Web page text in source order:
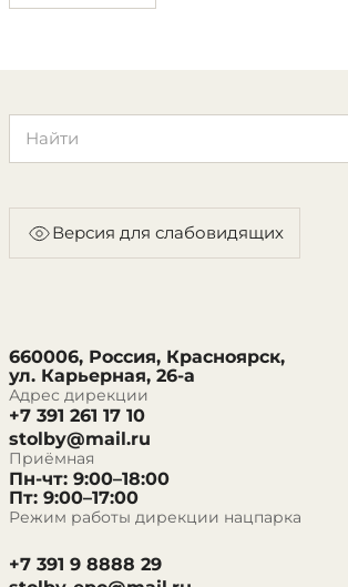
Версия для слабовидящих
660006, Россия, Красноярск,
ул. Карьерная, 26-а
Адрес дирекции
+7 391 261 17 10
stolby@mail.ru
Приёмная
Пн-чт: 9:00–18:00
Пт: 9:00–17:00
Режим работы дирекции нацпарка
+7 391 9 8888 29